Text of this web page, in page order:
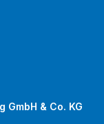
GmbH & Co. KG